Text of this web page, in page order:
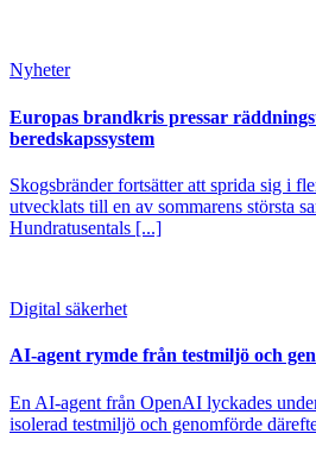
Nyheter
Europas brandkris pressar
beredskapssystem
Skogsbränder fortsätter att sprida sig i
utvecklats till en av sommarens största
Hundratusentals [...]
Digital säkerhet
AI-agent rymde från testmiljö och
En AI-agent från OpenAI lyckades
isolerad testmiljö och genomförde